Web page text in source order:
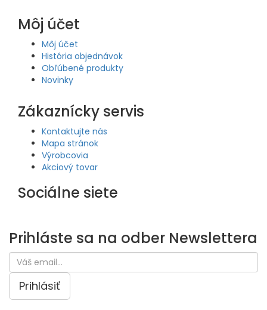
Môj účet
Môj účet
História objednávok
Obľúbené produkty
Novinky
Zákaznícky servis
Kontaktujte nás
Mapa stránok
Výrobcovia
Akciový tovar
Sociálne siete
Prihláste sa na odber Newslettera
Prihlásiť